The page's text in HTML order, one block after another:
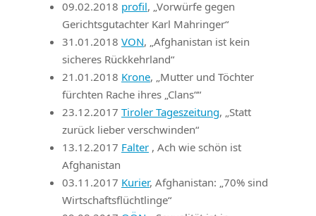
09.02.2018 profil, „Vorwürfe gegen
Gerichtsgutachter Karl Mahringer“
31.01.2018 VON, „Afghanistan ist kein
sicheres Rückkehrland“
21.01.2018 Krone, „Mutter und Töchter
fürchten Rache ihres „Clans““
23.12.2017 Tiroler Tageszeitung, „Statt
zurück lieber verschwinden“
13.12.2017 Falter , Ach wie schön ist
Afghanistan
03.11.2017 Kurier, Afghanistan: „70% sind
Wirtschaftsflüchtlinge“